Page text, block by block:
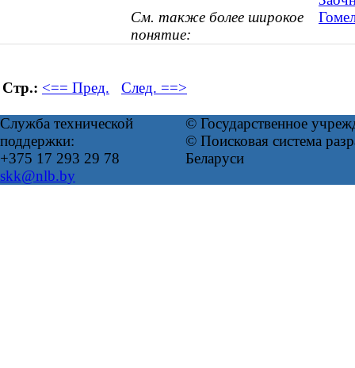
См. также более широкое
понятие:
Стр.: <== Пред. След. ==>
Служба технической
поддержки:
+375 17 293 29 78
skk@nlb.by
© Государственное
© Поисковая система
Беларуси